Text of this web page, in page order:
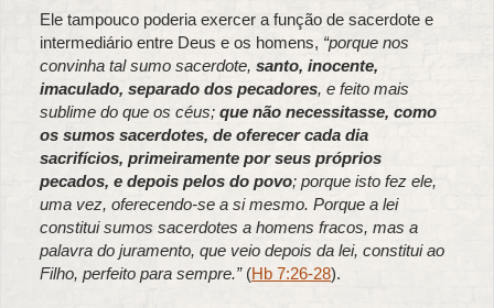
Ele tampouco poderia exercer a função de sacerdote e
intermediário entre Deus e os homens, “porque nos
convinha tal sumo sacerdote, santo, inocente,
imaculado, separado dos pecadores, e feito mais
sublime do que os céus; que não necessitasse, como
os sumos sacerdotes, de oferecer cada dia
sacrifícios, primeiramente por seus próprios
pecados, e depois pelos do povo; porque isto fez ele,
uma vez, oferecendo-se a si mesmo. Porque a lei
constitui sumos sacerdotes a homens fracos, mas a
palavra do juramento, que veio depois da lei, constitui ao
Filho, perfeito para sempre.”(Hb 7:26-28).